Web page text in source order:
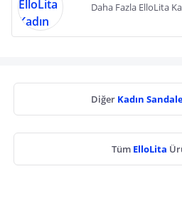
Daha Fazla ElloLita
Diğer Kadın
Tüm ElloLita